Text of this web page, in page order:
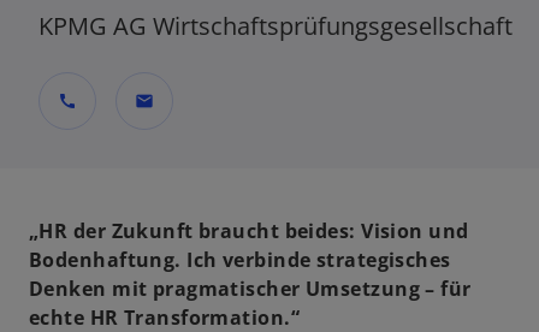
KPMG AG Wirtschaftsprüfungsgesellschaft
call mail
„HR der Zukunft braucht beides: Vision und
Bodenhaftung. Ich verbinde strategisches
Denken mit pragmatischer Umsetzung – für
echte HR Transformation.“